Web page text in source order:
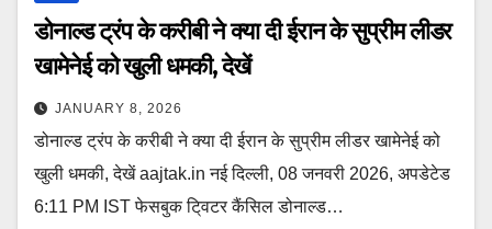
डोनाल्ड ट्रंप के करीबी ने क्या दी ईरान के सुप्रीम लीडर
खामेनेई को खुली धमकी, देखें
JANUARY 8, 2026
डोनाल्ड ट्रंप के करीबी ने क्या दी ईरान के सुप्रीम लीडर खामेनेई को
खुली धमकी, देखें aajtak.in नई दिल्ली, 08 जनवरी 2026, अपडेटेड
6:11 PM IST फेसबुक टि्वटर कैंसिल डोनाल्ड…